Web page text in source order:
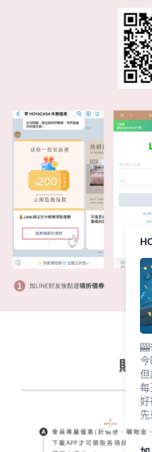
🎰
今
但
每
好